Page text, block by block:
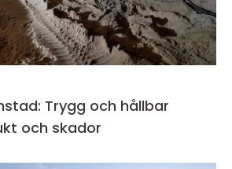
Trygg och hållbar
och skador